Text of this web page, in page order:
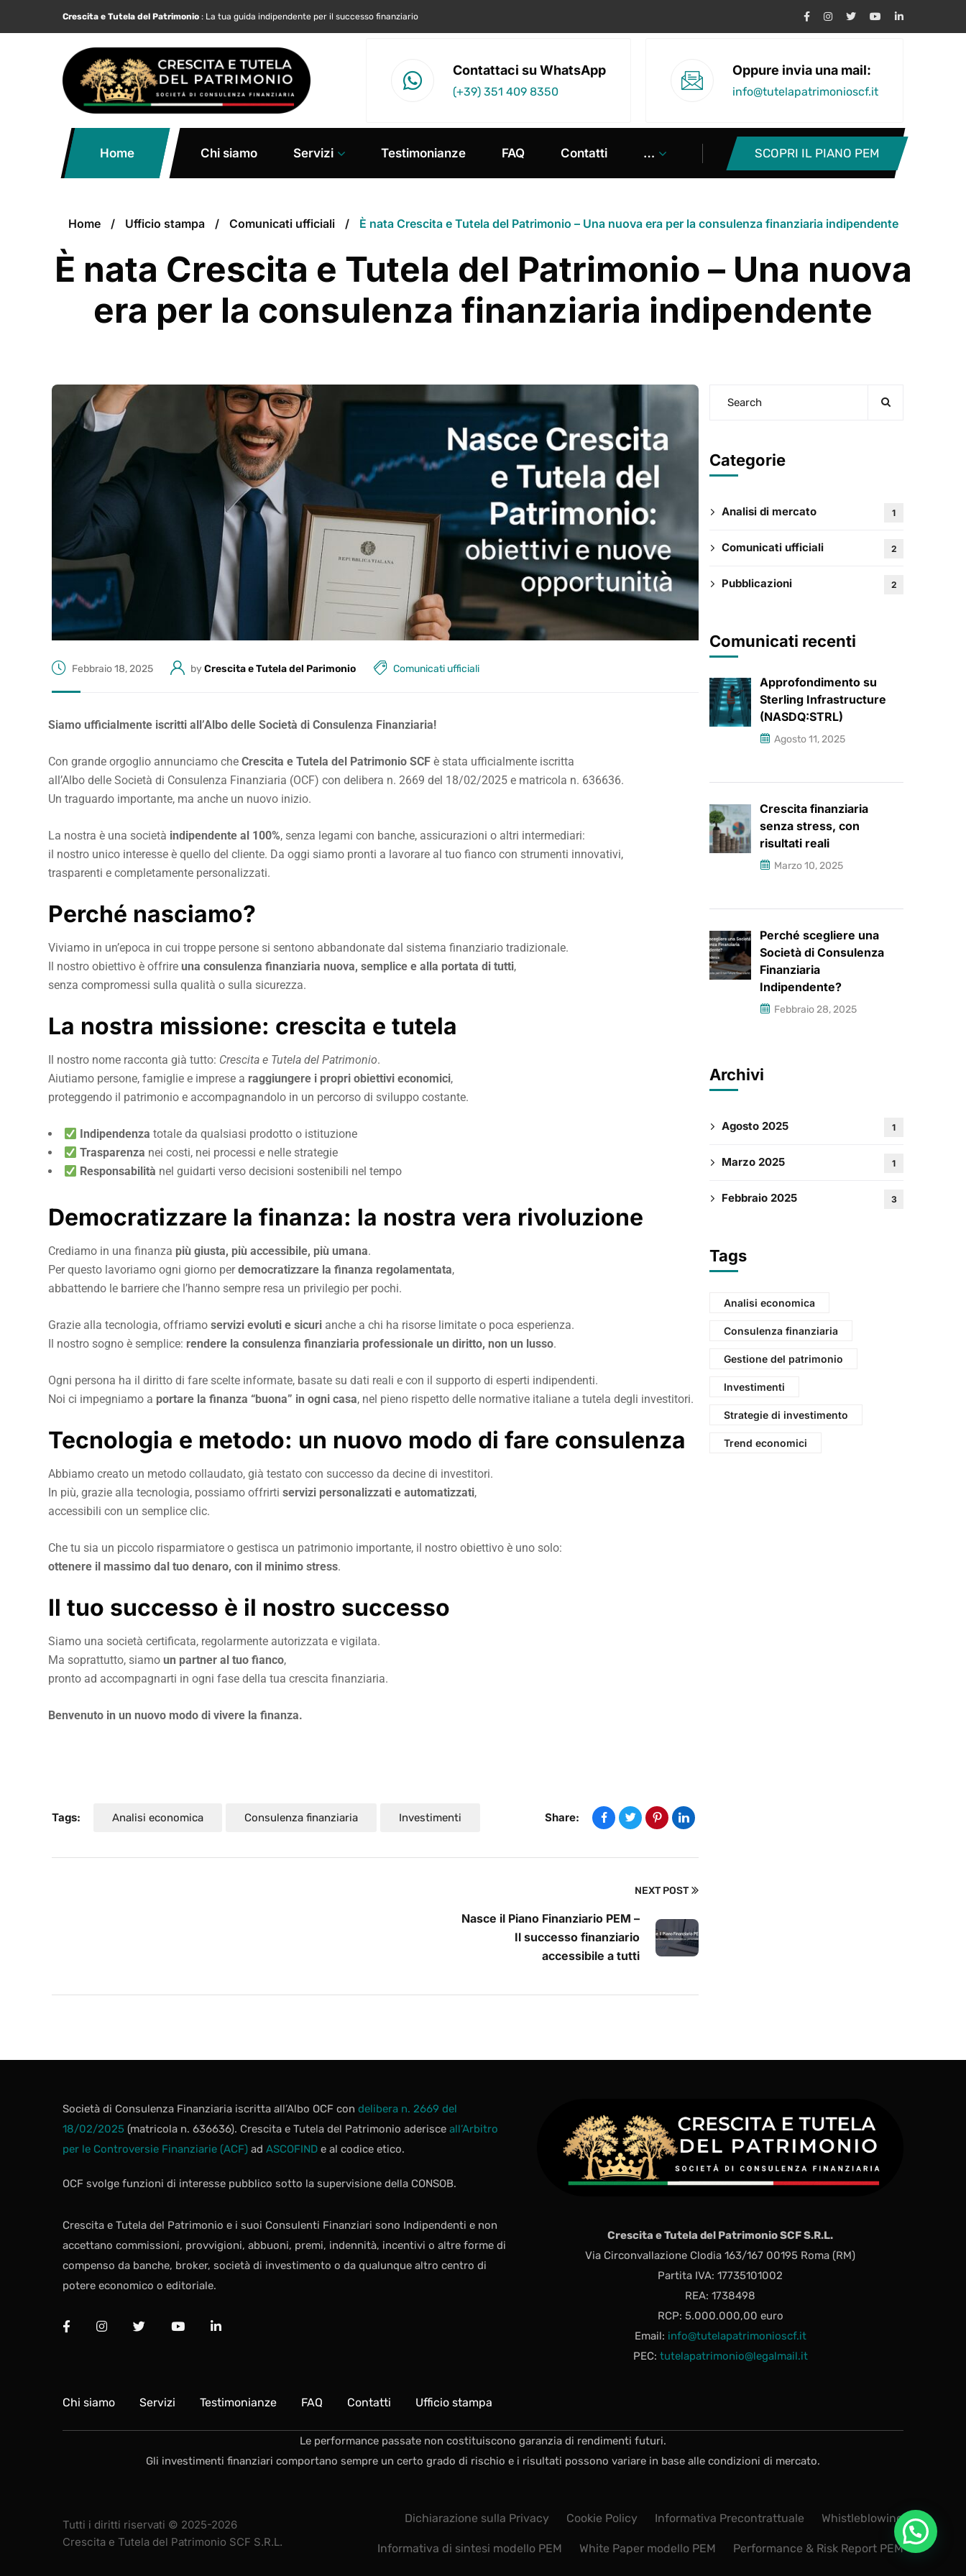
Crescita e Tutela del Patrimonio : La tua guida indipendente per il successo finanziario
Contattaci su WhatsApp
(+39) 351 409 8350
Oppure invia una mail:
info@tutelapatrimonioscf.it
Home Chi siamo Servizi Testimonianze FAQ Contatti … SCOPRI IL PIANO PEM
Home Ufficio stampa Comunicati ufficiali È nata Crescita e Tutela del Patrimonio – Una nuova era per la consulenza finanziaria indipendente
È nata Crescita e Tutela del Patrimonio – Una nuova
era per la consulenza finanziaria indipendente
Febbraio 18, 2025 byCrescita e Tutela del Parimonio Comunicati ufficiali
Siamo ufficialmente iscritti all’Albo delle Società di Consulenza Finanziaria!
Con grande orgoglio annunciamo che Crescita e Tutela del Patrimonio SCF è stata ufficialmente iscritta
all’Albo delle Società di Consulenza Finanziaria (OCF) con delibera n. 2669 del 18/02/2025 e matricola n. 636636.
Un traguardo importante, ma anche un nuovo inizio.
La nostra è una società indipendente al 100%, senza legami con banche, assicurazioni o altri intermediari:
il nostro unico interesse è quello del cliente. Da oggi siamo pronti a lavorare al tuo fianco con strumenti innovativi,
trasparenti e completamente personalizzati.
Perché nasciamo?
Viviamo in un’epoca in cui troppe persone si sentono abbandonate dal sistema finanziario tradizionale.
Il nostro obiettivo è offrire una consulenza finanziaria nuova, semplice e alla portata di tutti,
senza compromessi sulla qualità o sulla sicurezza.
La nostra missione: crescita e tutela
Il nostro nome racconta già tutto: Crescita e Tutela del Patrimonio.
Aiutiamo persone, famiglie e imprese a raggiungere i propri obiettivi economici,
proteggendo il patrimonio e accompagnandolo in un percorso di sviluppo costante.
Indipendenza totale da qualsiasi prodotto o istituzione
Trasparenza nei costi, nei processi e nelle strategie
Responsabilità nel guidarti verso decisioni sostenibili nel tempo
Democratizzare la finanza: la nostra vera rivoluzione
Crediamo in una finanza più giusta, più accessibile, più umana.
Per questo lavoriamo ogni giorno perdemocratizzare la finanza regolamentata,
abbattendo le barriere che l’hanno sempre resa un privilegio per pochi.
Grazie alla tecnologia, offriamo servizi evoluti e sicuri anche a chi ha risorse limitate o poca esperienza.
Il nostro sogno è semplice: rendere la consulenza finanziaria professionale un diritto, non un lusso.
Ogni persona ha il diritto di fare scelte informate, basate su dati reali e con il supporto di esperti indipendenti.
Noi ci impegniamo a portare la finanza “buona” in ogni casa, nel pieno rispetto delle normative italiane a tutela degli investitori.
Tecnologia e metodo: un nuovo modo di fare consulenza
Abbiamo creato un metodo collaudato, già testato con successo da decine di investitori.
In più, grazie alla tecnologia, possiamo offrirti servizi personalizzati e automatizzati,
accessibili con un semplice clic.
Che tu sia un piccolo risparmiatore o gestisca un patrimonio importante, il nostro obiettivo è uno solo:
ottenere il massimo dal tuo denaro, con il minimo stress.
Il tuo successo è il nostro successo
Siamo una società certificata, regolarmente autorizzata e vigilata.
Ma soprattutto, siamo un partner al tuo fianco,
pronto ad accompagnarti in ogni fase della tua crescita finanziaria.
Benvenuto in un nuovo modo di vivere la finanza.
Tags: Analisi economica Consulenza finanziaria Investimenti Share:
NEXT POST
Nasce il Piano Finanziario PEM –
Il successo finanziario
accessibile a tutti
Categorie
Analisi di mercato 1
Comunicati ufficiali 2
Pubblicazioni 2
Comunicati recenti
Approfondimento su
Sterling Infrastructure
(NASDQ:STRL)
Agosto 11, 2025
Crescita finanziaria
senza stress, con
risultati reali
Marzo 10, 2025
Perché scegliere una
Società di Consulenza
Finanziaria
Indipendente?
Febbraio 28, 2025
Archivi
Agosto 2025 1
Marzo 2025 1
Febbraio 2025 3
Tags
Analisi economica
Consulenza finanziaria
Gestione del patrimonio
Investimenti
Strategie di investimento
Trend economici
Società di Consulenza Finanziaria iscritta all’Albo OCF con delibera n. 2669 del
18/02/2025 (matricola n. 636636). Crescita e Tutela del Patrimonio aderisce all’Arbitro
per le Controversie Finanziarie (ACF) ad ASCOFIND e al codice etico.
OCF svolge funzioni di interesse pubblico sotto la supervisione della CONSOB.
Crescita e Tutela del Patrimonio e i suoi Consulenti Finanziari sono Indipendenti e non
accettano commissioni, provvigioni, abbuoni, premi, indennità, incentivi o altre forme di
compenso da banche, broker, società di investimento o da qualunque altro centro di
potere economico o editoriale.
Crescita e Tutela del Patrimonio SCF S.R.L.
Via Circonvallazione Clodia 163/167 00195 Roma (RM)
Partita IVA: 17735101002
REA: 1738498
RCP: 5.000.000,00 euro
Email: info@tutelapatrimonioscf.it
PEC: tutelapatrimonio@legalmail.it
Chi siamo Servizi Testimonianze FAQ Contatti Ufficio stampa
Le performance passate non costituiscono garanzia di rendimenti futuri.
Gli investimenti finanziari comportano sempre un certo grado di rischio e i risultati possono variare in base alle condizioni di mercato.
Tutti i diritti riservati © 2025-2026
Crescita e Tutela del Patrimonio SCF S.R.L.
Dichiarazione sulla Privacy Cookie Policy Informativa Precontrattuale Whistleblowing
Informativa di sintesi modello PEM White Paper modello PEM Performance & Risk Report PEM